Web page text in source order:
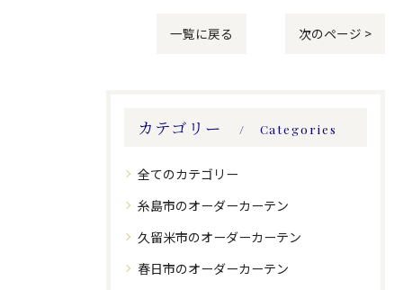
一覧に戻る 次のページ >
カテゴリー Categories
全てのカテゴリー
糸島市のオーダーカーテン
久留米市のオーダーカーテン
春日市のオーダーカーテン